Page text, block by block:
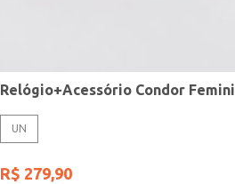
UN
R$ 279,90